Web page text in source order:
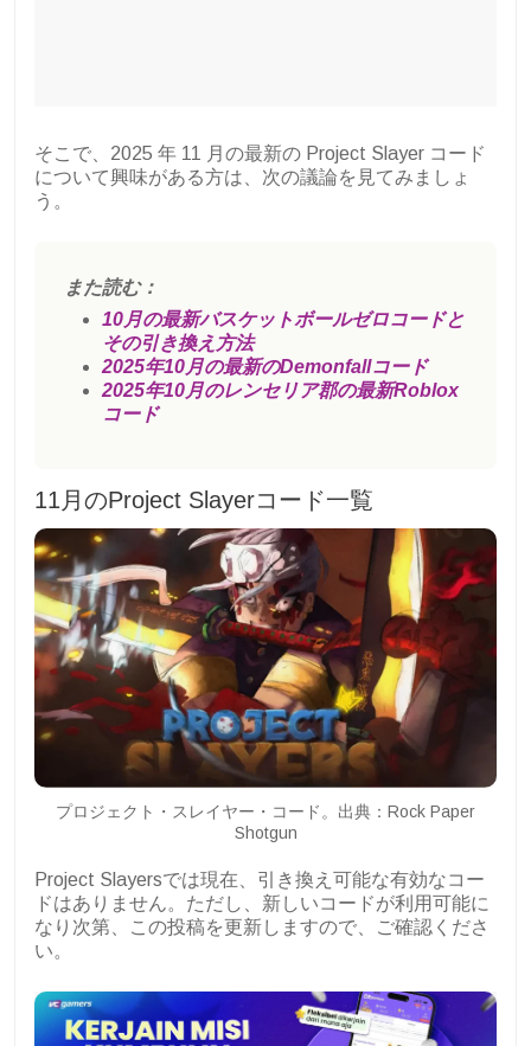
そこで、2025 年 11 月の最新の Project Slayer コード
について興味がある方は、次の議論を見てみましょ
う。
また読む：
10月の最新バスケットボールゼロコードと
その引き換え方法
2025年10月の最新のDemonfallコード
2025年10月のレンセリア郡の最新Roblox
コード
11月のProject Slayerコード一覧
プロジェクト・スレイヤー・コード。出典：Rock Paper
Shotgun
Project Slayersでは現在、引き換え可能な有効なコー
ドはありません。ただし、新しいコードが利用可能に
なり次第、この投稿を更新しますので、ご確認くださ
い。